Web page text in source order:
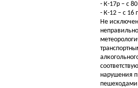
- К-17р – с
- К-12 – с 16
Не
нарушения